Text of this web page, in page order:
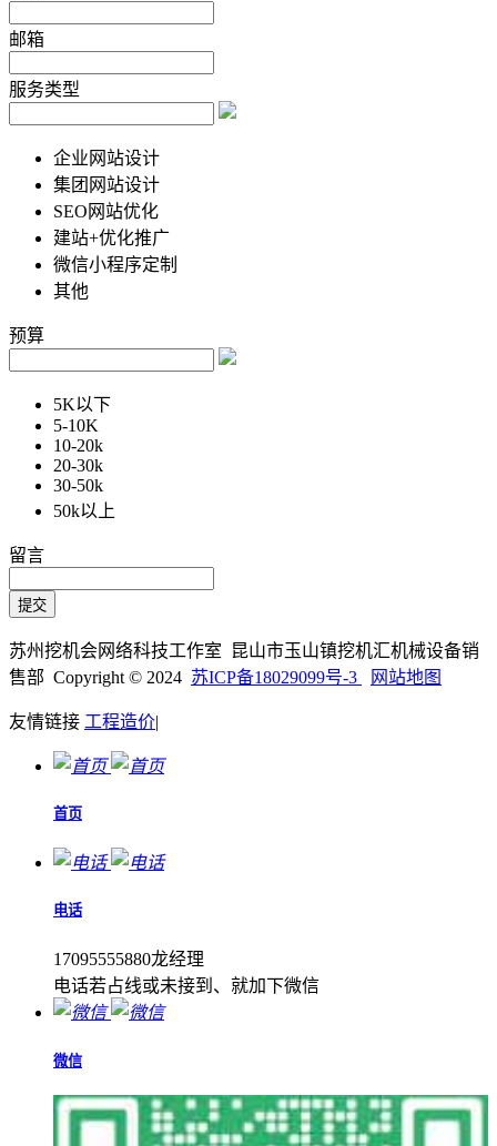
邮箱
服务类型
企业网站设计
集团网站设计
SEO网站优化
建站+优化推广
微信小程序定制
其他
预算
5K以下
5-10K
10-20k
20-30k
30-50k
50k以上
留言
苏州挖机会网络科技工作室 昆山市玉山镇挖机汇机械设备销
售部 Copyright © 2024 苏ICP备18029099号-3 网站地图
友情链接 工程造价|
首页
电话
17095555880龙经理
电话若占线或未接到、就加下微信
微信